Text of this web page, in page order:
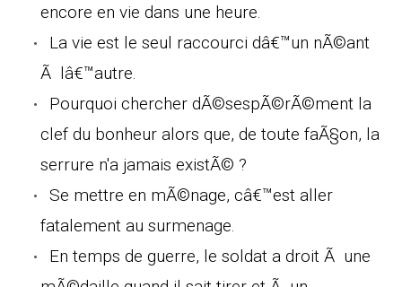
encore en vie dans une heure.
La vie est le seul raccourci dâ€™un nÃ©ant
Ã lâ€™autre.
Pourquoi chercher dÃ©sespÃ©rÃ©ment la
clef du bonheur alors que, de toute faÃ§on, la
serrure n'a jamais existÃ© ?
Se mettre en mÃ©nage, câ€™est aller
fatalement au surmenage.
En temps de guerre, le soldat a droit Ã une